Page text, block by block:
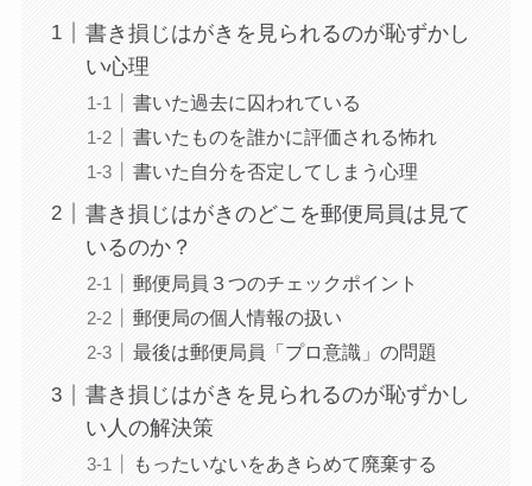
書き損じはがきを見られるのが恥ずかし
い心理
書いた過去に囚われている
書いたものを誰かに評価される怖れ
書いた自分を否定してしまう心理
書き損じはがきのどこを郵便局員は見て
いるのか？
郵便局員３つのチェックポイント
郵便局の個人情報の扱い
最後は郵便局員「プロ意識」の問題
書き損じはがきを見られるのが恥ずかし
い人の解決策
もったいないをあきらめて廃棄する